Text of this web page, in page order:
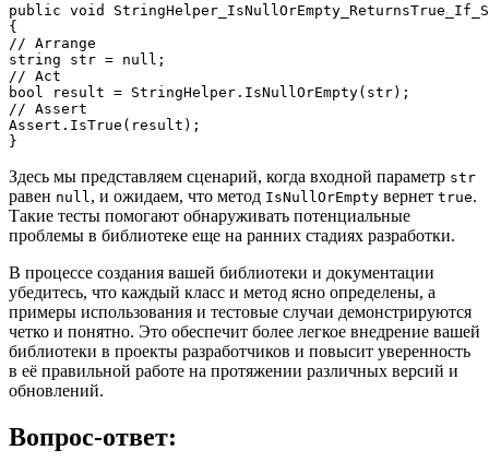
public void
{
// Arrange
string str = null;
// Act
bool result = StringHelper.IsNullOrEmpty(str);
// Assert
Assert.IsTrue(result);
Здесь мы представляем сценарий, когда входной параметр str
равен null, и ожидаем, что метод IsNullOrEmpty вернет true.
Такие тесты помогают обнаруживать потенциальные
проблемы в библиотеке еще на ранних стадиях разработки.
В процессе создания вашей библиотеки и документации
убедитесь, что каждый класс и метод ясно определены, а
примеры использования и тестовые случаи демонстрируются
четко и понятно. Это обеспечит более легкое внедрение вашей
библиотеки в проекты разработчиков и повысит уверенность
в её правильной работе на протяжении различных версий и
обновлений.
Вопрос-ответ: